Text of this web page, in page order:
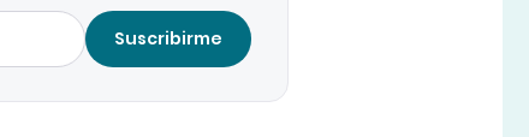
Suscribirme